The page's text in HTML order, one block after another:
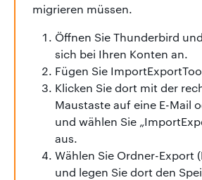
migrieren müssen.
Öffnen Sie Thunderbird
sich bei Ihren Konten an.
Fügen Sie
Klicken Sie dort mit der
Maustaste auf eine E-Mail
und wählen Sie
aus.
Wählen Sie Ordner-Export
und legen Sie dort den